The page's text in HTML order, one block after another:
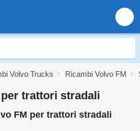
Volvo Trucks Ricambi Volvo FM
per trattori stradali
FM per trattori stradali